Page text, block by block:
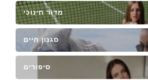
מדור חינוכי
סגנון חיים
סיפורים